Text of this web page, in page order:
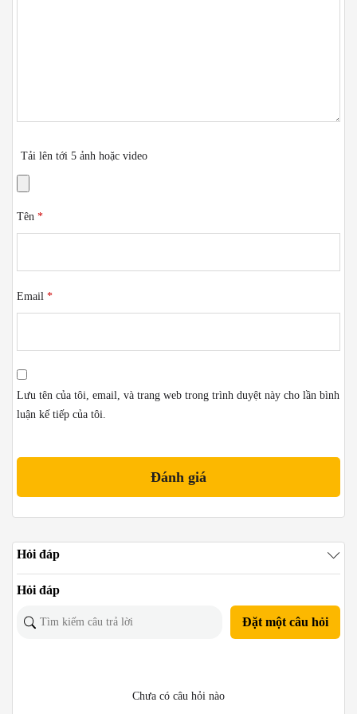
Tải lên tới 5 ảnh hoặc video
Tên *
Email *
Lưu tên của tôi, email, và trang web trong trình duyệt này cho lần bình
luận kế tiếp của tôi.
Hỏi đáp
Hỏi đáp
Đặt một câu hỏi
Chưa có câu hỏi nào